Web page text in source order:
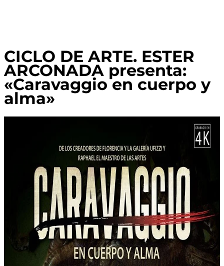
CICLO DE ARTE. ESTER
ARCONADA presenta:
«Caravaggio en cuerpo y
alma»